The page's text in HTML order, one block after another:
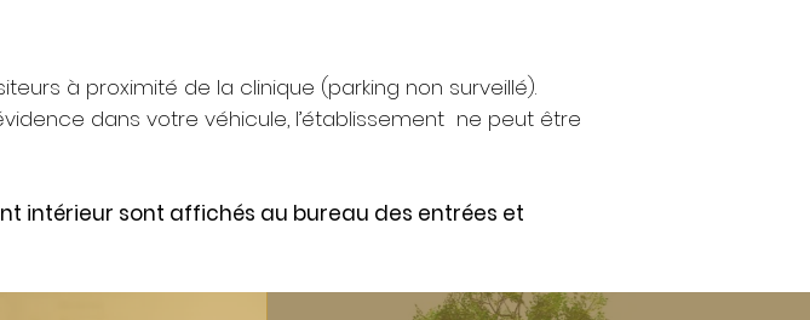
à proximité de la clinique (parking non surveillé).
dans votre véhicule, l’établissement ne peut être
intérieur sont affichés au bureau des entrées et